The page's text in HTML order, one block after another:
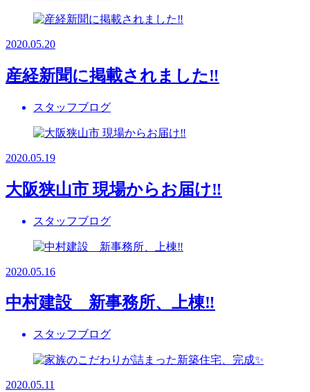
2020.05.20
産経新聞に掲載されました‼️
スタッフブログ
2020.05.19
大阪狭山市 現場からお届け‼️
スタッフブログ
2020.05.16
中村建設 新事務所、上棟‼️
スタッフブログ
2020.05.11